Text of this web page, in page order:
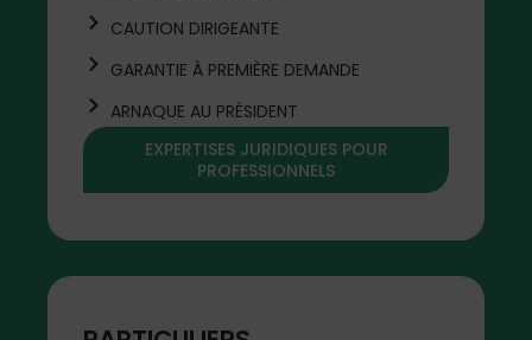
CAUTION DIRIGEANTE
GARANTIE À PREMIÈRE DEMANDE
ARNAQUE AU PRÉSIDENT
EXPERTISES JURIDIQUES POUR
PROFESSIONNELS